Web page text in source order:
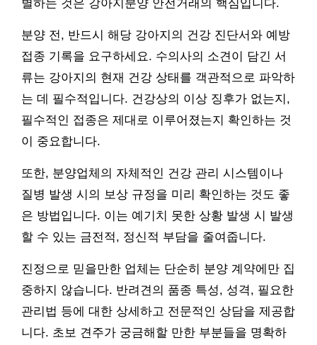
별하는 것은 강아지분양 안전거래의 핵심입니다.
분양 전, 반드시 해당 강아지의 건강 진단서와 예방
접종 기록을 요구하세요. 수의사의 소견이 담긴 서
류는 강아지의 현재 건강 상태를 객관적으로 파악하
는 데 필수적입니다. 건강상의 이상 징후가 없는지,
필수적인 접종은 제대로 이루어졌는지 확인하는 것
이 중요합니다.
또한, 분양업체의 자체적인 건강 관리 시스템이나
질병 발생 시의 보상 규정을 미리 확인하는 것도 좋
은 방법입니다. 이는 예기치 못한 상황 발생 시 발생
할 수 있는 금전적, 정신적 부담을 줄여줍니다.
진정으로 믿을만한 업체는 단순히 분양 계약에만 집
중하지 않습니다. 반려견의 품종 특성, 성격, 필요한
관리법 등에 대한 상세하고 전문적인 상담을 제공합
니다. 초보 견주가 궁금해할 만한 부분들을 명확하